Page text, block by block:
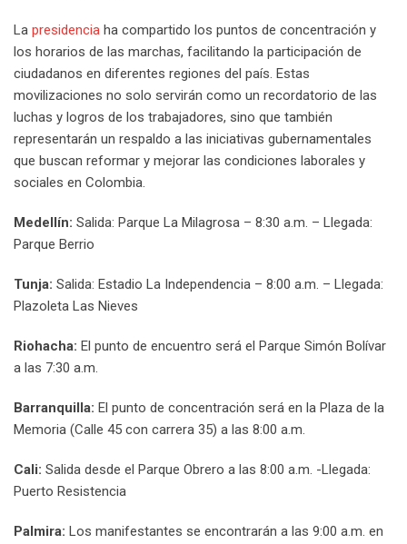
La presidencia ha compartido los puntos de concentración y
los horarios de las marchas, facilitando la participación de
ciudadanos en diferentes regiones del país. Estas
movilizaciones no solo servirán como un recordatorio de las
luchas y logros de los trabajadores, sino que también
representarán un respaldo a las iniciativas gubernamentales
que buscan reformar y mejorar las condiciones laborales y
sociales en Colombia.
Medellín: Salida: Parque La Milagrosa – 8:30 a.m. – Llegada:
Parque Berrio
Tunja: Salida: Estadio La Independencia – 8:00 a.m. – Llegada:
Plazoleta Las Nieves
Riohacha: El punto de encuentro será el Parque Simón Bolívar
a las 7:30 a.m.
Barranquilla: El punto de concentración será en la Plaza de la
Memoria (Calle 45 con carrera 35) a las 8:00 a.m.
Cali: Salida desde el Parque Obrero a las 8:00 a.m. -Llegada:
Puerto Resistencia
Palmira: Los manifestantes se encontrarán a las 9:00 a.m. en